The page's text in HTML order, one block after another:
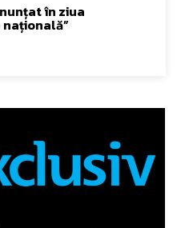
în ziua